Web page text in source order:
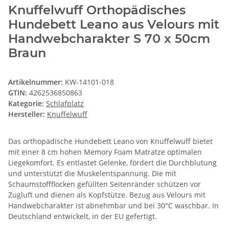
Knuffelwuff Orthopädisches
Hundebett Leano aus Velours mit
Handwebcharakter S 70 x 50cm
Braun
Artikelnummer: KW-14101-018
GTIN: 4262536850863
Kategorie: Schlafplatz
Hersteller: Knuffelwuff
Das orthopädische Hundebett Leano von Knuffelwuff bietet
mit einer 8 cm hohen Memory Foam Matratze optimalen
Liegekomfort. Es entlastet Gelenke, fördert die Durchblutung
und unterstützt die Muskelentspannung. Die mit
Schaumstoffflocken gefüllten Seitenränder schützen vor
Zugluft und dienen als Kopfstütze. Bezug aus Velours mit
Handwebcharakter ist abnehmbar und bei 30°C waschbar. In
Deutschland entwickelt, in der EU gefertigt.